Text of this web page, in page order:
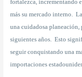
fortalezca, incrementando
más su mercado interno.
una cuidadosa
siguientes años. Esto
seguir conquistando una
importaciones